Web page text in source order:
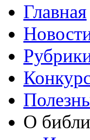
Главная
О